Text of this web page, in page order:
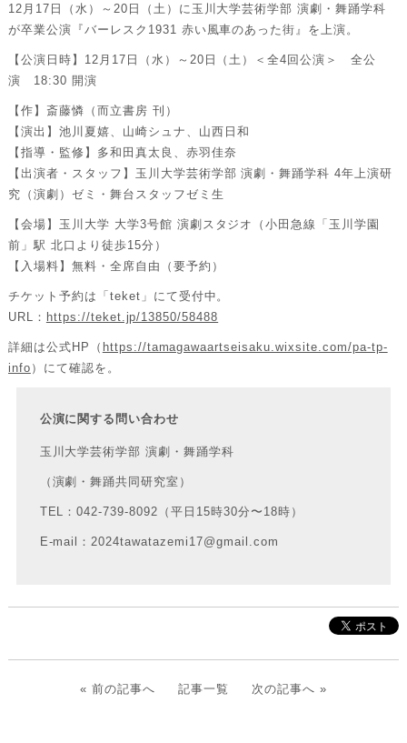
12月17日（水）～20日（土）に玉川大学芸術学部 演劇・舞踊学科
が卒業公演『バーレスク1931 赤い風車のあった街』を上演。
【公演日時】12月17日（水）～20日（土）＜全4回公演＞ 全公
演 18:30 開演
【作】斎藤憐（而立書房 刊）
【演出】池川夏嬉、山崎シュナ、山西日和
【指導・監修】多和田真太良、赤羽佳奈
【出演者・スタッフ】玉川大学芸術学部 演劇・舞踊学科 4年上演研
究（演劇）ゼミ・舞台スタッフゼミ生
【会場】玉川大学 大学3号館 演劇スタジオ（小田急線「玉川学園
前」駅 北口より徒歩15分）
【⼊場料】無料・全席⾃由（要予約）
チケット予約は「teket」にて受付中。
URL： https://teket.jp/13850/58488
詳細は公式HP（ https://tamagawaartseisaku.wixsite.com/pa-tp-
info ）にて確認を。
公演に関する問い合わせ
⽟川⼤学芸術学部 演劇・舞踊学科
（演劇・舞踊共同研究室）
TEL：042-739-8092（平⽇15時30分〜18時）
E-mail：2024tawatazemi17@gmail.com
«前の記事へ 記事一覧 次の記事へ »